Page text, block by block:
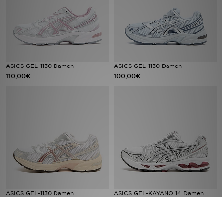
ASICS GEL-1130 Damen
110,00€
ASICS GEL-1130 Damen
100,00€
ASICS GEL-1130 Damen ASICS GEL-KAYANO 14 Damen
Bestsellers
Geschenkkarte
Filialfinder